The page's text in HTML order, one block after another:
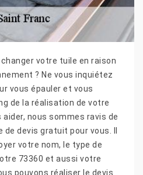
votre tuile en raison
? Ne vous inquiétez
vous épauler et vous
de la réalisation de votre
nous sommes ravis de
devis gratuit pour vous. Il
votre nom, le type de
73360 et aussi votre
pouvons réaliser le devis